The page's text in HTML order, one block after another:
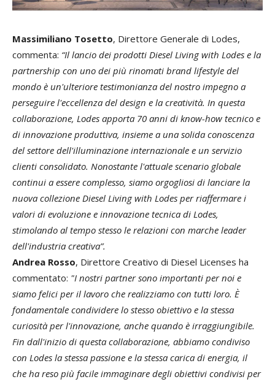
Massimiliano Tosetto, Direttore Generale di Lodes,
commenta: “Il lancio dei prodotti Diesel Living with Lodes e la
partnership con uno dei più rinomati brand lifestyle del
mondo è un'ulteriore testimonianza del nostro impegno a
perseguire l'eccellenza del design e la creatività. In questa
collaborazione, Lodes apporta 70 anni di know-how tecnico e
di innovazione produttiva, insieme a una solida conoscenza
del settore dell'illuminazione internazionale e un servizio
clienti consolidato. Nonostante l'attuale scenario globale
continui a essere complesso, siamo orgogliosi di lanciare la
nuova collezione Diesel Living with Lodes per riaffermare i
valori di evoluzione e innovazione tecnica di Lodes,
stimolando al tempo stesso le relazioni con marche leader
dell'industria creativa”.
Andrea Rosso, Direttore Creativo di Diesel Licenses ha
commentato: "I nostri partner sono importanti per noi e
siamo felici per il lavoro che realizziamo con tutti loro. È
fondamentale condividere lo stesso obiettivo e la stessa
curiosità per l'innovazione, anche quando è irraggiungibile.
Fin dall'inizio di questa collaborazione, abbiamo condiviso
con Lodes la stessa passione e la stessa carica di energia, il
che ha reso più facile immaginare degli obiettivi condivisi per